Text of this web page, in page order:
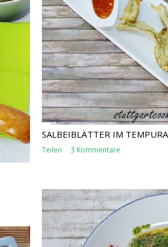
SALBEIBLÄTTER IM
Teilen 3 Kommentare